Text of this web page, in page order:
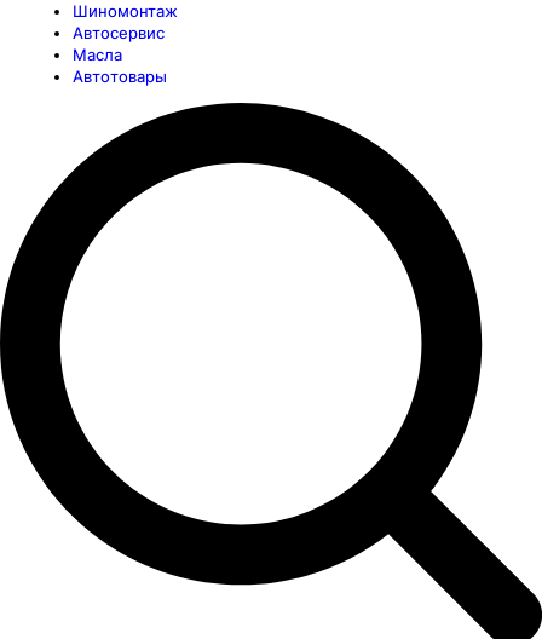
Шиномонтаж
Автосервис
Масла
Автотовары